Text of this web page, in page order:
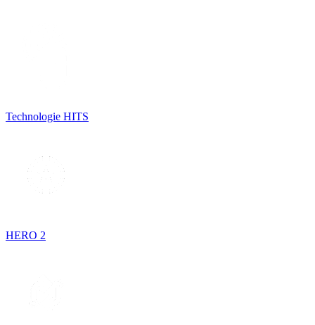
Technologie HITS
HERO 2